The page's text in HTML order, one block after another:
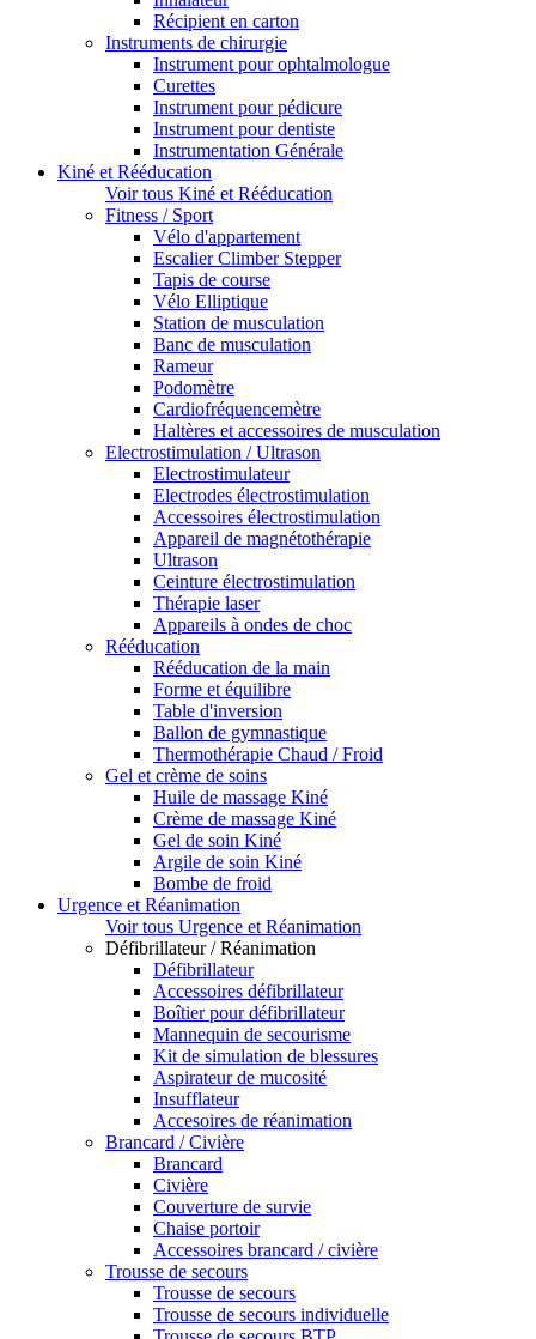
Récipient en carton
Instruments de chirurgie
Instrument pour ophtalmologue
Curettes
Instrument pour pédicure
Instrument pour dentiste
Instrumentation Générale
Kiné et Rééducation
Voir tous Kiné et Rééducation
Fitness / Sport
Vélo d'appartement
Escalier Climber Stepper
Tapis de course
Vélo Elliptique
Station de musculation
Banc de musculation
Rameur
Podomètre
Cardiofréquencemètre
Haltères et accessoires de musculation
Electrostimulation / Ultrason
Electrostimulateur
Electrodes électrostimulation
Accessoires électrostimulation
Appareil de magnétothérapie
Ultrason
Ceinture électrostimulation
Thérapie laser
Appareils à ondes de choc
Rééducation
Rééducation de la main
Forme et équilibre
Table d'inversion
Ballon de gymnastique
Thermothérapie Chaud / Froid
Gel et crème de soins
Huile de massage Kiné
Crème de massage Kiné
Gel de soin Kiné
Argile de soin Kiné
Bombe de froid
Urgence et Réanimation
Voir tous Urgence et Réanimation
Défibrillateur / Réanimation
Défibrillateur
Accessoires défibrillateur
Boîtier pour défibrillateur
Mannequin de secourisme
Kit de simulation de blessures
Aspirateur de mucosité
Insufflateur
Accesoires de réanimation
Brancard / Civière
Brancard
Civière
Couverture de survie
Chaise portoir
Accessoires brancard / civière
Trousse de secours
Trousse de secours
Trousse de secours individuelle